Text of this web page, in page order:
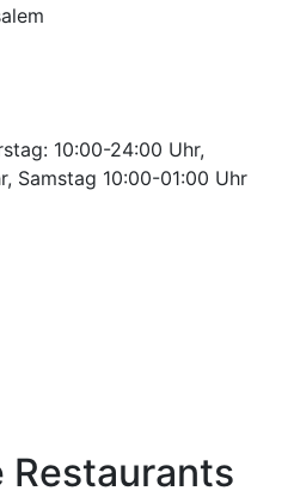
10:00-24:00 Uhr,
Samstag 10:00-01:00 Uhr
Restaurants